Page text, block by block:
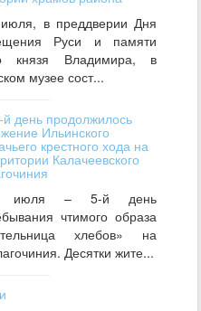
в преддверии Дня
Руси и памяти
князя Владимира, в
музее сост...
день продолжилось
Ильинского
крестного хода на
Калачеевского
июля – 5-й день
чтимого образа
хлебов» на
Десятки жите...